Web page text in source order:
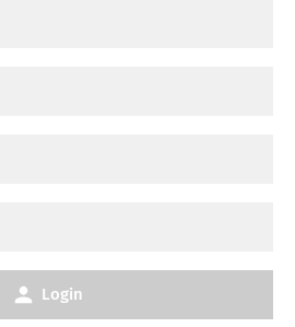
Login